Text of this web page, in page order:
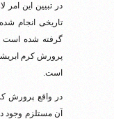
در تبیین این
تاریخی انجام
گرفته شده است
پرورش کرم
است.
در واقع پرورش
آن مستلزم وجود